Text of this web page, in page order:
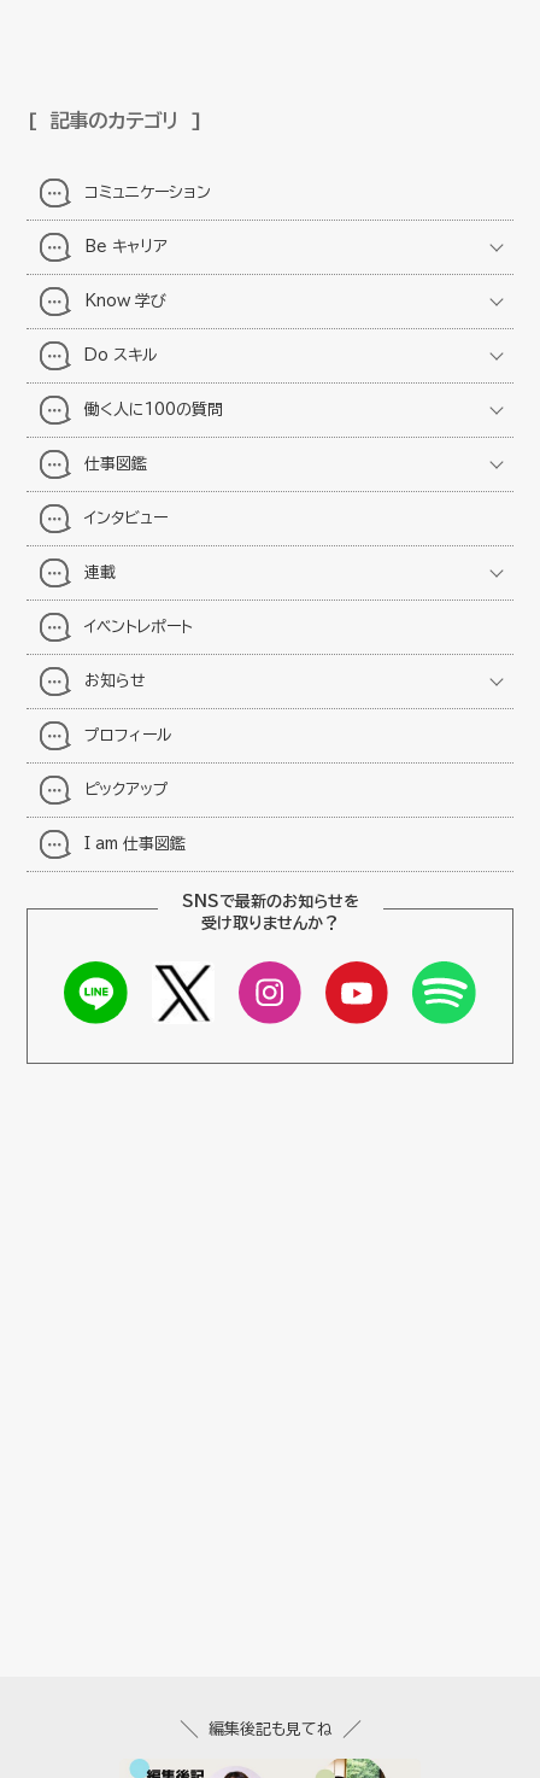
記事のカテゴリ
コミュニケーション
Be キャリア
Know 学び
Do スキル
働く人に100の質問
仕事図鑑
インタビュー
連載
イベントレポート
お知らせ
プロフィール
ピックアップ
I am 仕事図鑑
SNSで最新のお知らせを
受け取りませんか？
編集後記も見てね